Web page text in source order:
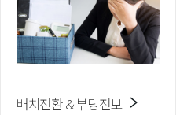
배치전환 & 부당전보